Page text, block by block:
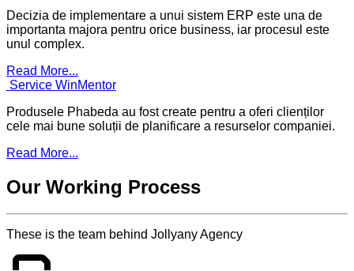
Decizia de implementare a unui sistem ERP este una de
importanta majora pentru orice business, iar procesul este
unul complex.
Read More...
Service WinMentor
Produsele Phabeda au fost create pentru a oferi clienților
cele mai bune soluții de planificare a resurselor companiei.
Read More...
Our Working Process
These is the team behind Jollyany Agency